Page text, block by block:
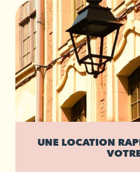
UNE LOCATION